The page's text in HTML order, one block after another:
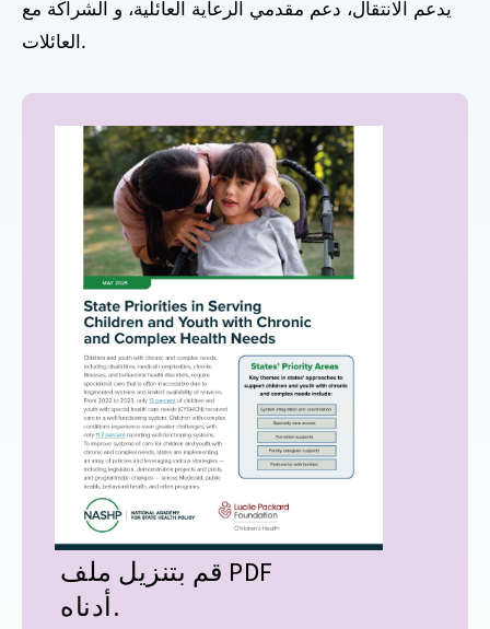
يدعم الانتقال، دعم مقدمي الرعاية العائلية، و
الشراكة مع
العائلات.
قم بتنزيل ملف PDF
أدناه.